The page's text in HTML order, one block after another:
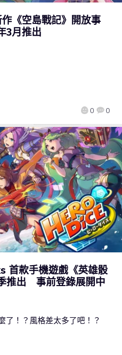
《空島戰記》開放事
3月推出
0 0
款手機遊戲《英雄骰
推出 事前登錄展開中
了！？風格差太多了吧！？